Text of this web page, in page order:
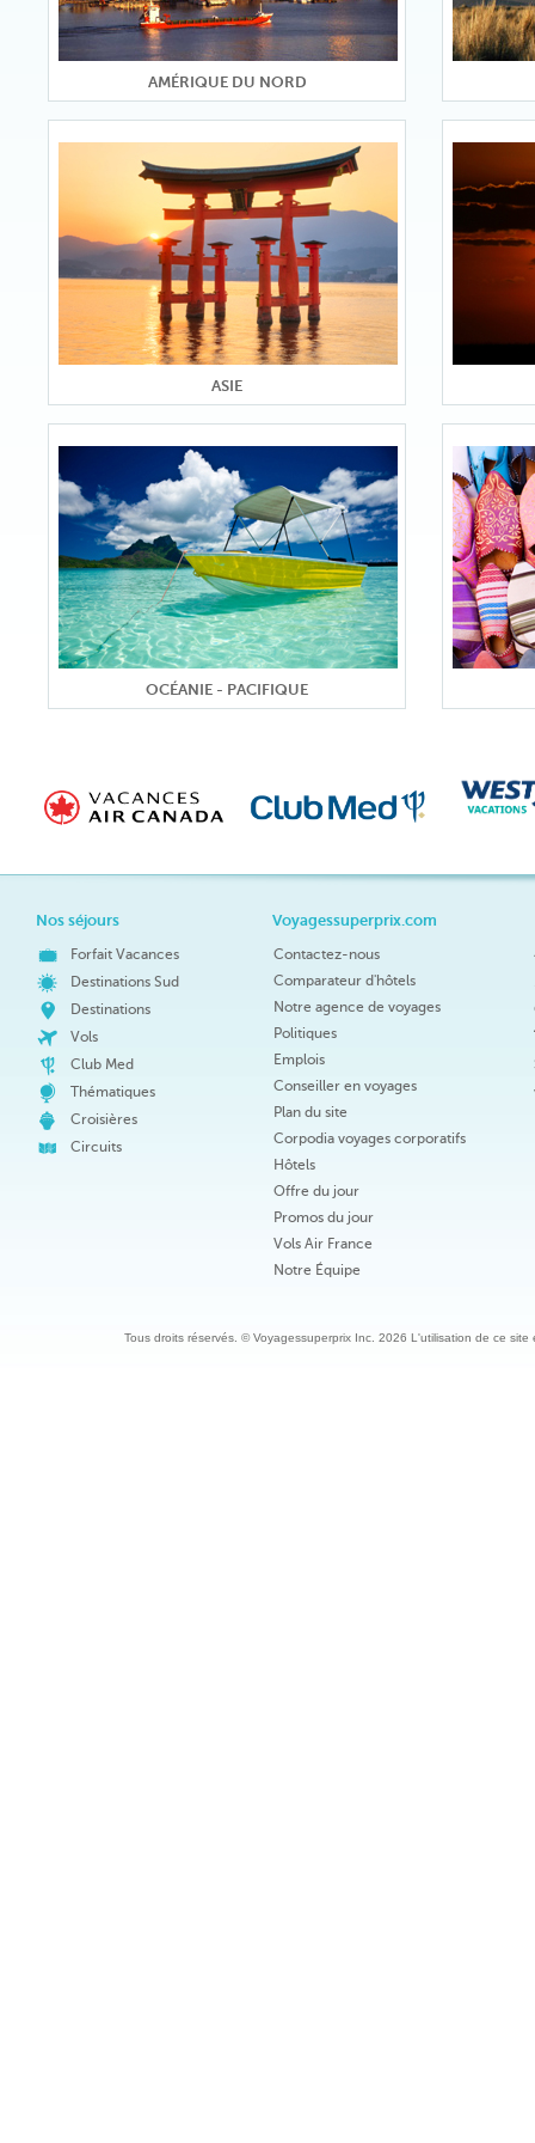
AMÉRIQUE DU NORD
ASIE
OCÉANIE - PACIFIQUE
Nos séjours
Forfait Vacances
Destinations Sud
Destinations
Vols
Club Med
Thématiques
Croisières
Circuits
Voyagessuperprix.com
Contactez-nous
Comparateur d'hôtels
Notre agence de voyages
Politiques
Emplois
Conseiller en voyages
Plan du site
Corpodia voyages corporatifs
Hôtels
Offre du jour
Promos du jour
Vols Air France
Notre Équipe
Tous droits réservés. © Voyagessuperprix Inc. 2026 L'utilisation de ce